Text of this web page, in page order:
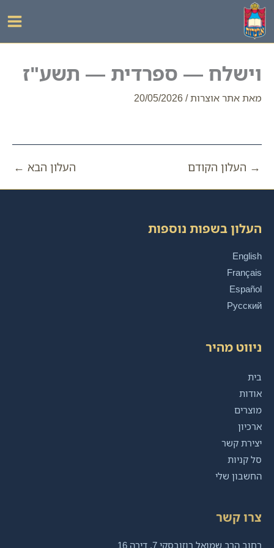
דילוג
לתוכן
וישלח — ספרדית — תשע"ז
מאתאתר אוצרות/
20/05/2026
→ העלון הקודם העלון הבא ←
העלון בשפות נוספות
English
Français
Español
Русский
ניווט מהיר
בית
אודות
מוצרים
ארכיון
יצירת קשר
סל קניות
החשבון שלי
צרו קשר
רחוב הרב שמואל רוזובסקי 7, דירה 16